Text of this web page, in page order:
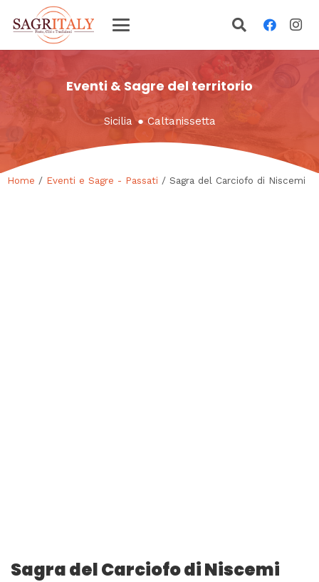
Eventi & Sagre del territorio
Sicilia ●Caltanissetta
Home / Eventi e Sagre - Passati / Sagra del Carciofo di Niscemi
Sagra del Carciofo di Niscemi